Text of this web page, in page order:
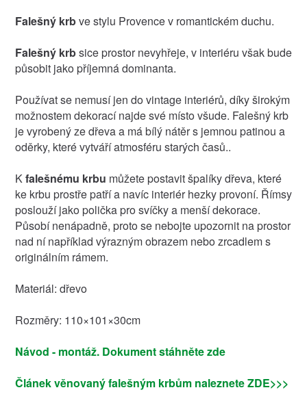
Falešný krbve stylu Provence v romantickém duchu.
Falešný krbsice prostor nevyhřeje, v interiéru však bude
působit jako příjemná dominanta.
Používat se nemusí jen do vintage interiérů, díky širokým
možnostem dekorací najde své místo všude. Falešný krb
je vyrobený ze dřeva a má bílý nátěr s jemnou patinou a
oděrky, které vytváří atmosféru starých časů..
Kfalešnému krbu můžete postavit špalíky dřeva, které
ke krbu prostře patří a navíc interiér hezky provoní. Římsy
poslouží jako polička pro svíčky a menší dekorace.
Působí nenápadně, proto se nebojte upozornit na prostor
nad ní například výrazným obrazem nebo zrcadlem s
originálním rámem.
Materiál: dřevo
Rozměry: 110×101×30cm
Návod - montáž. Dokument stáhněte zde
Článek věnovaný falešným krbům naleznete ZDE>>>